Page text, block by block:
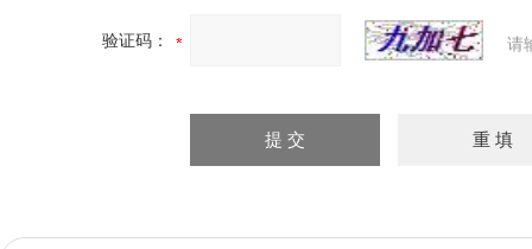
验证码： 请